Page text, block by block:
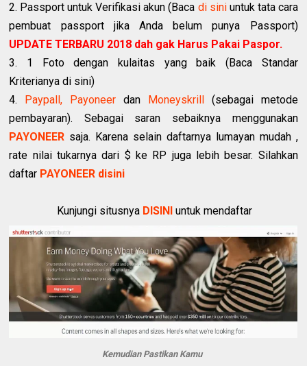
2. Passport untuk Verifikasi akun (Baca di siniuntuk tata cara
pembuat passport jika Anda belum punya Passport)
UPDATE TERBARU 2018 dah gak Harus Pakai Paspor.
3. 1 Foto dengan kulaitas yang baik (Baca Standar
Kriterianya di sini)
4.
Paypall, Payoneer dan Moneyskrill
(sebagai metode
pembayaran). Sebagai saran sebaiknya menggunakan
PAYONEER saja. Karena selain daftarnya lumayan mudah ,
rate nilai tukarnya dari $ ke RP juga lebih besar. Silahkan
daftar PAYONEER disini
Kunjungi situsnya DISINI untuk mendaftar
Kemudian Pastikan Kamu